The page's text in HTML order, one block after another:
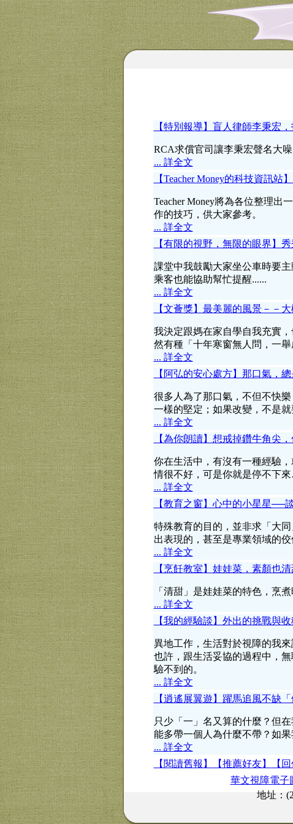
【特別報導】盲人律師李秉宏
RCA求償官司讓李秉宏聲名大
... 詳全文
【Teacher Money的科技資訊站
Teacher Money將為各位整理出
作的技巧，供大家參考。
... 詳全文
【有限的視野，無限的眼界】
課堂中我鼓勵大家坐公車時要
乘客也能協助幫忙提醒......
... 詳全文
【文薈獎】最美麗的風景－－
我決定跟媽在家自學自我充實
然有種「十年寒窗無人問，一
... 詳全文
【阿弘的安心處方】那口氣，
很多人為了那口氣，不但不快
一樣的堅定；如果改變，不是
... 詳全文
【為你朗讀】想戒掉鑽牛角尖
你在生活中，有沒有一種經驗
情很不好，可是你就是停不下
... 詳全文
【教育之窗】心中的小星星──
特殊教育的目的，並非求「大
出表現的，甚至是專業領域的佼
... 詳全文
【烹飪教室】娃娃菜，素顏也清
「清甜」是娃娃菜的特色，烹
... 詳全文
【我的經驗談】外出的挑戰與收
異地工作，生活對於視障的我
也許，跟生活妥協的過程中，
驗不到的。
... 詳全文
【逍遙展翼遊】躍馬追風不缺
只少「一」名又算的什麼？但
能多帶一個人為什麼不帶？如
... 詳全文
【閱讀舊報】
【推薦好友】 【回
華文視障電子
地址：